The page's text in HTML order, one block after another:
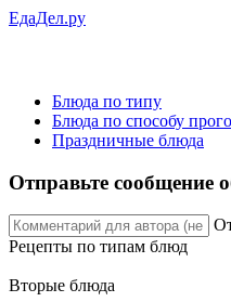
ЕдаДел.ру
Блюда по типу
Блюда по способу
Праздничные блюда
Отправьте сообщение
Рецепты по типам блюд
Вторые блюда